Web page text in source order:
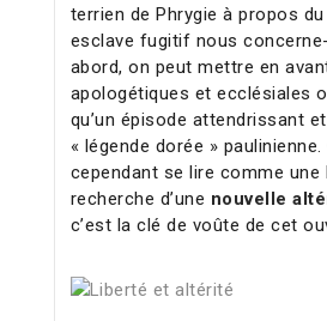
terrien de Phrygie à propos
esclave fugitif nous
abord, on peut mettre en
apologétiques et ecclésiales
qu’un épisode attendrissant
« légende dorée »
cependant se lire comme une
recherche d’une nouvelle
c’est la clé de voûte de cet